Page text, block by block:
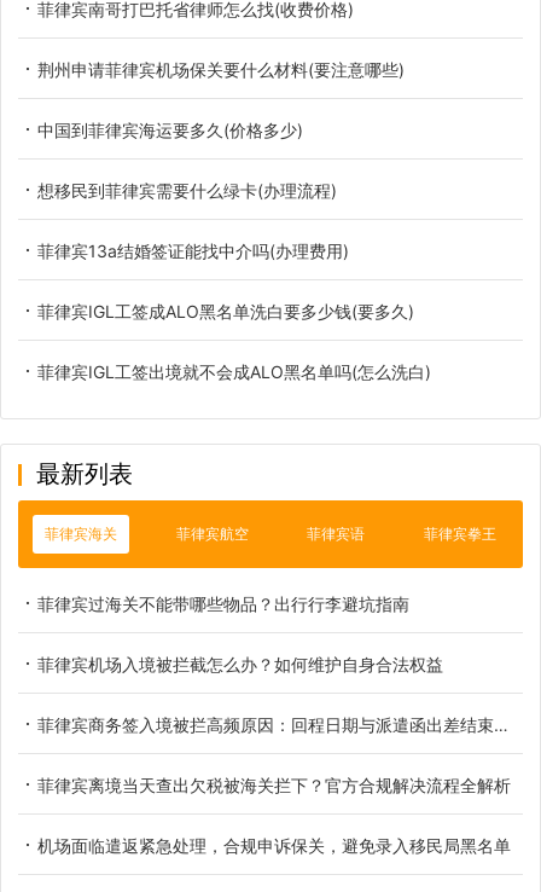
菲律宾南哥打巴托省律师怎么找(收费价格)
荆州申请菲律宾机场保关要什么材料(要注意哪些)
中国到菲律宾海运要多久(价格多少)
想移民到菲律宾需要什么绿卡(办理流程)
菲律宾13a结婚签证能找中介吗(办理费用)
菲律宾IGL工签成ALO黑名单洗白要多少钱(要多久)
菲律宾IGL工签出境就不会成ALO黑名单吗(怎么洗白)
最新列表
菲律宾海关 菲律宾航空 菲律宾语 菲律宾拳王
菲律宾过海关不能带哪些物品？出行行李避坑指南
菲律宾机场入境被拦截怎么办？如何维护自身合法权益
菲律宾商务签入境被拦高频原因：回程日期与派遣函出差结束日不匹配实操解析
菲律宾离境当天查出欠税被海关拦下？官方合规解决流程全解析
机场面临遣返紧急处理，合规申诉保关，避免录入移民局黑名单